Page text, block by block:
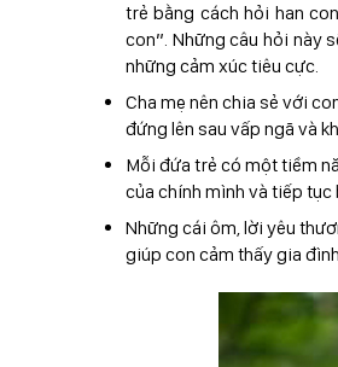
trẻ bằng cách hỏi han
con”. Những câu hỏi này
những cảm xúc tiêu cực.
Cha mẹ nên chia sẻ với
đứng lên sau vấp ngã và
Mỗi đứa trẻ có một tiềm
của chính mình và tiếp
Những cái ôm, lời yêu
giúp con cảm thấy gia